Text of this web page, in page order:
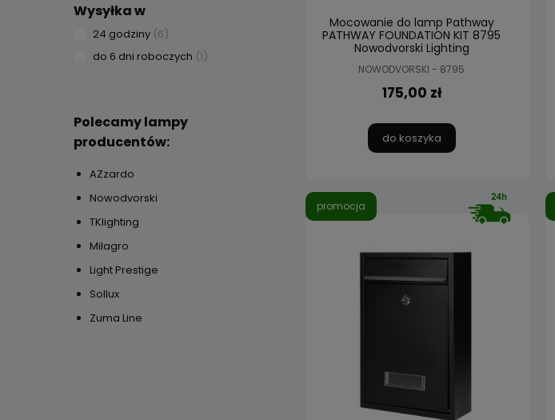
Wysyłka w
24 godziny (6)
do 6 dni roboczych (1)
Polecamy lampy
producentów:
AZzardo
Nowodvorski
TKlighting
Milagro
Light Prestige
Sollux
Zuma Line
Mocowanie do lamp Pathway
PATHWAY FOUNDATION KIT 8795
Nowodvorski Lighting
NOWODVORSKI - 8795
175,00 zł
do koszyka
promocja